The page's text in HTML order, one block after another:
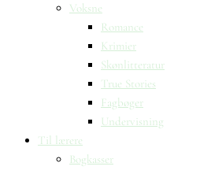
Voksne
Romance
Krimier
Skønlitteratur
True Stories
Fagbøger
Undervisning
Til lærere
Bogkasser